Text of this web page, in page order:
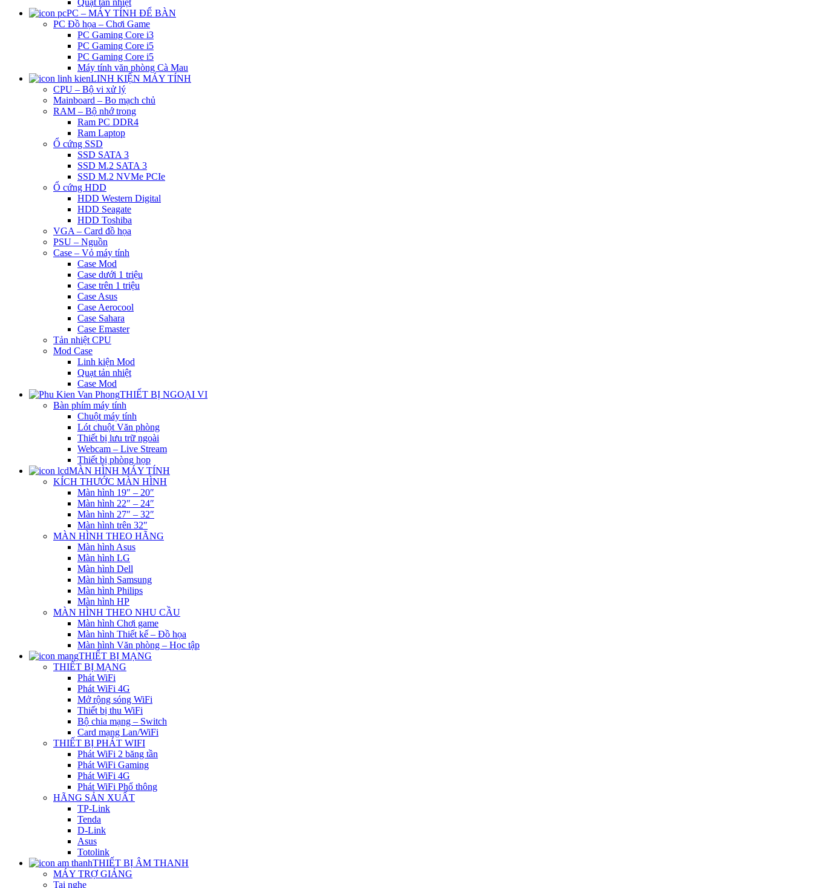
Quạt tản nhiệt
PC – MÁY TÍNH ĐỂ BÀN
PC Đồ họa – Chơi Game
PC Gaming Core i3
PC Gaming Core i5
PC Gaming Core i5
Máy tính văn phòng Cà Mau
LINH KIỆN MÁY TÍNH
CPU – Bộ vi xử lý
Mainboard – Bo mạch chủ
RAM – Bộ nhớ trong
Ram PC DDR4
Ram Laptop
Ổ cứng SSD
SSD SATA 3
SSD M.2 SATA 3
SSD M.2 NVMe PCIe
Ổ cứng HDD
HDD Western Digital
HDD Seagate
HDD Toshiba
VGA – Card đồ họa
PSU – Nguồn
Case – Vỏ máy tính
Case Mod
Case dưới 1 triệu
Case trên 1 triệu
Case Asus
Case Aerocool
Case Sahara
Case Emaster
Tản nhiệt CPU
Mod Case
Linh kiện Mod
Quạt tản nhiệt
Case Mod
THIẾT BỊ NGOẠI VI
Bàn phím máy tính
Chuột máy tính
Lót chuột Văn phòng
Thiết bị lưu trữ ngoài
Webcam – Live Stream
Thiết bị phòng họp
MÀN HÌNH MÁY TÍNH
KÍCH THƯỚC MÀN HÌNH
Màn hình 19″ – 20″
Màn hình 22″ – 24″
Màn hình 27″ – 32″
Màn hình trên 32″
MÀN HÌNH THEO HÃNG
Màn hình Asus
Màn hình LG
Màn hình Dell
Màn hình Samsung
Màn hình Philips
Màn hình HP
MÀN HÌNH THEO NHU CẦU
Màn hình Chơi game
Màn hình Thiết kế – Đồ họa
Màn hình Văn phòng – Học tập
THIẾT BỊ MẠNG
THIẾT BỊ MẠNG
Phát WiFi
Phát WiFi 4G
Mở rộng sóng WiFi
Thiết bị thu WiFi
Bộ chia mạng – Switch
Card mạng Lan/WiFi
THIẾT BỊ PHÁT WIFI
Phát WiFi 2 băng tần
Phát WiFi Gaming
Phát WiFi 4G
Phát WiFi Phổ thông
HÃNG SẢN XUẤT
TP-Link
Tenda
D-Link
Asus
Totolink
THIẾT BỊ ÂM THANH
MÁY TRỢ GIẢNG
Tai nghe